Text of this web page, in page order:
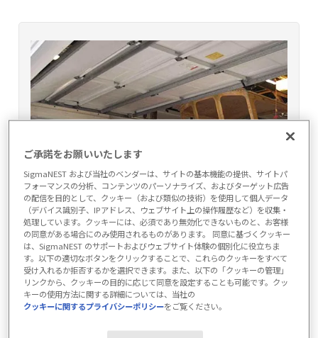
小型造船（ボート等）
ご承諾をお願いいたします
SigmaNEST および当社のベンダーは、サイトの基本機能の提供、サイトパ
フォーマンスの分析、コンテンツのパーソナライズ、およびターゲット広告
の配信を目的として、クッキー（および類似の技術）を使用して個人データ
（デバイス識別子、IPアドレス、ウェブサイト上の操作履歴など）を収集・
処理しています。クッキーには、必須であり無効化できないものと、お客様
の同意がある場合にのみ使用されるものがあります。 同意に基づくクッキー
は、SigmaNEST のサポートおよびウェブサイト体験の個別化に役立ちま
す。以下の適切なボタンをクリックすることで、これらのクッキーをすべて
受け入れるか拒否するかを選択できます。また、以下の「クッキーの管理」
リンクから、クッキーの目的に応じて同意を設定することも可能です。クッ
キーの使用方法に関する詳細については、当社の
クッキーに関するプライバシーポリシーをご覧ください。